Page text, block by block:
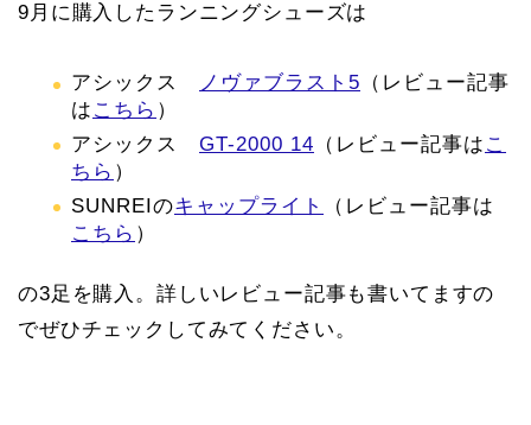
9月に購入したランニングシューズは
アシックス ノヴァブラスト5 （レビュー記事
は こちら ）
アシックス GT-2000 14 （レビュー記事は こ
ちら ）
SUNREIのキャップライト
（レビュー記事は
こちら ）
の3足を購入。詳しいレビュー記事も書いてますの
でぜひチェックしてみてください。